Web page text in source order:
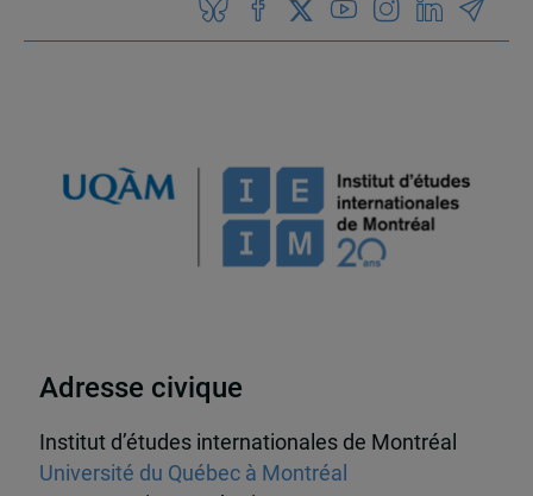
Adresse civique
Institut d’études internationales de Montréal
Université du Québec à Montréal